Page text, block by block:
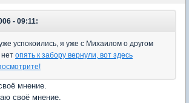
- 09:11:
успокоились, я уже с Михаилом о другом
нет опять к забору вернули, вот здесь
мнение.
своё мнение.